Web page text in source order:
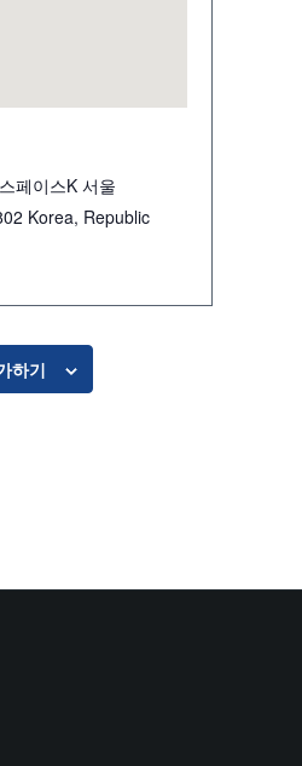
페이스K 서울
Korea, Republic
하기